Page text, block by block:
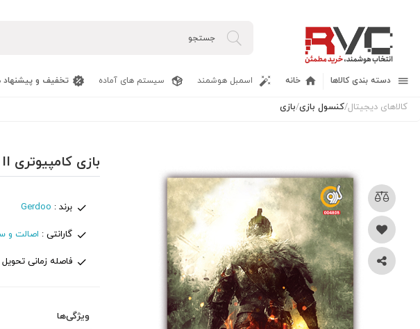
دسته بندی کالاها خانه اسمبل هوشمند سیستم های آماده تخفیف و پیشنهاد
کالاهای دیجیتال/کنسول بازی/بازی
بازی کامپیوتری Dark Souls II
برند : Gerdoo
گارانتی : اصالت و
فاصله زمانی تحویل
ویژگی‌ها